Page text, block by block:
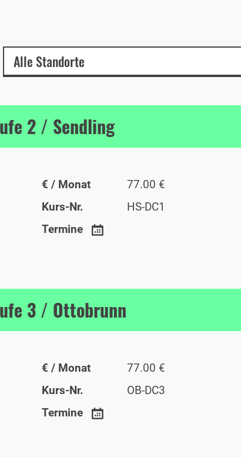
2 / Sendling
€ / Monat
77.00 €
Kurs-Nr.
HS-DC1
Termine
3 / Ottobrunn
€ / Monat
77.00 €
Kurs-Nr.
OB-DC3
Termine